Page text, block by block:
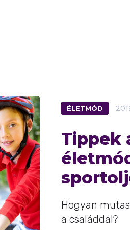
ÉLETMÓD
Tippek
Hogyan
a családdal?